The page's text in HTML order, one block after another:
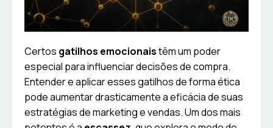
Certos gatilhos emocionaistêm um poder
especial para influenciar decisões de compra.
Entender e aplicar esses gatilhos de forma ética
pode aumentar drasticamente a eficácia de suas
estratégias de marketing e vendas. Um dos mais